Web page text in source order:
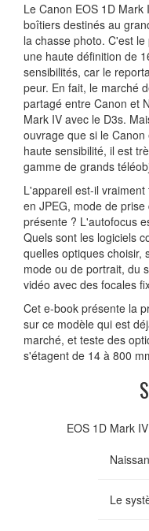
Le Canon EOS 1D
boîtiers destinés au
la chasse photo. C'est
une haute définition de
sensibilités, car le
peur. En fait, le marché
partagé entre Canon et
Mark IV avec le D3s.
ouvrage que si le
haute sensibilité, il est
gamme de grands
L'appareil est-il
en JPEG, mode de
présente ? L'autofocus
Quels sont les logiciels
quelles optiques choisir,
mode ou de portrait, du
vidéo avec des focales
Cet e-book présente la
sur ce modèle qui est
marché, et teste des
s'étagent de 14 à 800
EOS 1D Mark
Le